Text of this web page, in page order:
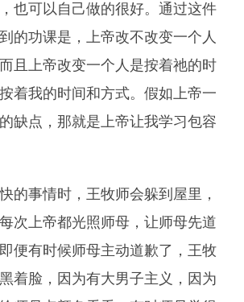
也可以自己做的很好。通过这件
的功课是，上帝改不改变一个人
且上帝改变一个人是按着祂的时
着我的时间和方式。假如上帝一
缺点，那就是上帝让我学习包容
的事情时，王牧师会躲到屋里，
次上帝都光照师母，让师母先道
便有时候师母主动道歉了，王牧
着脸，因为有大男子主义，因为